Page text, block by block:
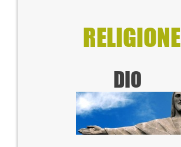
RELIGIONE
DIO